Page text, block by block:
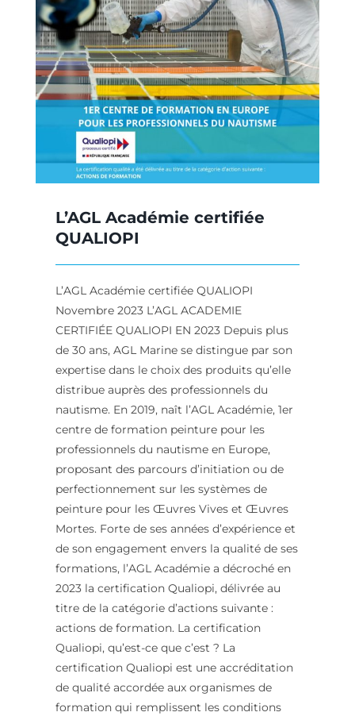
L’AGL Académie certifiée
QUALIOPI
L’AGL Académie certifiée QUALIOPI
Novembre 2023 L’AGL ACADEMIE
CERTIFIÉE QUALIOPI EN 2023 Depuis plus
de 30 ans, AGL Marine se distingue par son
expertise dans le choix des produits qu’elle
distribue auprès des professionnels du
nautisme. En 2019, naît l’AGL Académie, 1er
centre de formation peinture pour les
professionnels du nautisme en Europe,
proposant des parcours d’initiation ou de
perfectionnement sur les systèmes de
peinture pour les Œuvres Vives et Œuvres
Mortes. Forte de ses années d’expérience et
de son engagement envers la qualité de ses
formations, l’AGL Académie a décroché en
2023 la certification Qualiopi, délivrée au
titre de la catégorie d’actions suivante :
actions de formation. La certification
Qualiopi, qu’est-ce que c’est ? La
certification Qualiopi est une accréditation
de qualité accordée aux organismes de
formation qui remplissent les conditions